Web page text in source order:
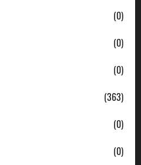
(0)
(0)
(0)
(363)
(0)
(0)